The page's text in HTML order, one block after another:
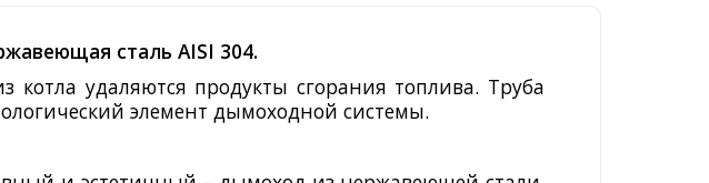
сталь AISI 304.
удаляются продукты сгорания топлива. Труба
элемент дымоходной системы.